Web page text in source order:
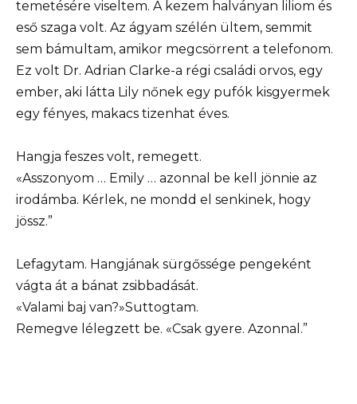
temetésére viseltem. A kezem halványan liliom és
eső szaga volt. Az ágyam szélén ültem, semmit
sem bámultam, amikor megcsörrent a telefonom.
Ez volt Dr. Adrian Clarke-a régi családi orvos, egy
ember, aki látta Lily nőnek egy pufók kisgyermek
egy fényes, makacs tizenhat éves.
Hangja feszes volt, remegett.
«Asszonyom … Emily … azonnal be kell jönnie az
irodámba. Kérlek, ne mondd el senkinek, hogy
jössz.”
Lefagytam. Hangjának sürgőssége pengeként
vágta át a bánat zsibbadását.
«Valami baj van?»Suttogtam.
Remegve lélegzett be. «Csak gyere. Azonnal.”